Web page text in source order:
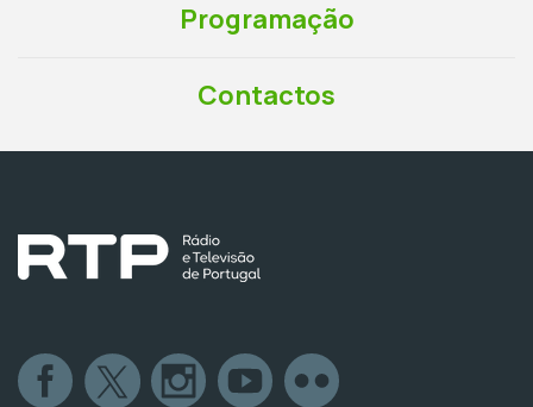
Programação
Contactos